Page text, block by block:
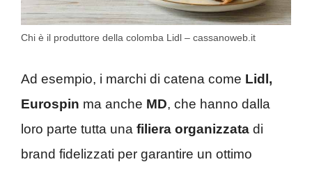
Chi è il produttore della colomba Lidl – cassanoweb.it
Ad esempio, i marchi di catena come Lidl,
Eurospin ma anche MD, che hanno dalla
loro parte tutta una filiera organizzata di
brand fidelizzati per garantire un ottimo